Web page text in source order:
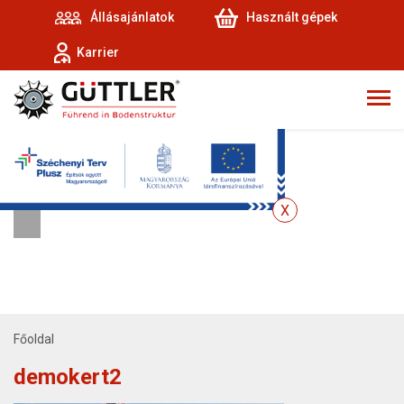
Állásajánlatok Használt gépek
Karrier
Főoldal
demokert2